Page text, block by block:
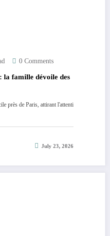
0 Comments
famille dévoile des
près de Paris, attirant l'attenti
July 23, 2026